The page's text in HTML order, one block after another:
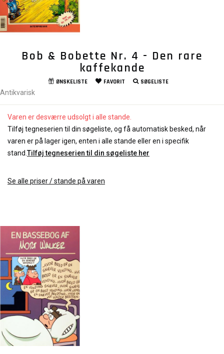
Bob & Bobette Nr. 4 - Den rare
kaffekande
ØNSKELISTE FAVORIT SØGELISTE
Antikvarisk
Varen er desværre udsolgt i alle stande.
Tilføj tegneserien til din søgeliste, og få automatisk besked, når
varen er på lager igen, enten i alle stande eller en i specifik
stand. Tilføj tegneserien til din søgeliste her
Se alle priser / stande på varen